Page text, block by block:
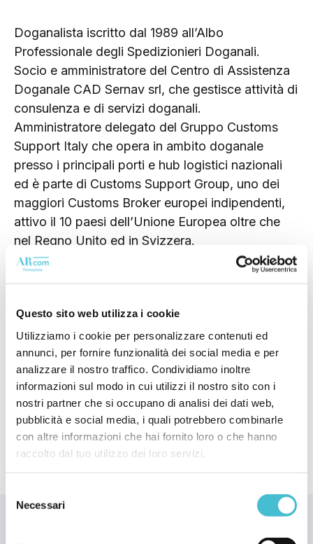
Questo sito web utilizza i cookie
Utilizziamo i cookie per personalizzare contenuti ed
annunci, per fornire funzionalità dei social media e per
analizzare il nostro traffico. Condividiamo inoltre
informazioni sul modo in cui utilizzi il nostro sito con i
nostri partner che si occupano di analisi dei dati web,
pubblicità e social media, i quali potrebbero combinarle
con altre informazioni che hai fornito loro o che hanno
raccolto dal tuo utilizzo dei loro servizi.
delNecessari
Doganalista iscritto dal 1989 all’Albo
Professionale degli Spedizionieri Doganali.
Socio e amministratore del Centro di Assistenza
Doganale CAD Sernav srl, che gestisce attività di
consulenza e di servizi doganali.
Amministratore delegato del Gruppo Customs
Support Italy che opera in ambito doganale
presso i principali porti e hub logistici nazionali
ed è parte di Customs Support Group, uno dei
maggiori Customs Broker europei indipendenti,
attivo il 10 paesi dell’Unione Europea oltre che
nel Regno Unito ed in Svizzera.
Presidente di ASSOCAD (Associazione
CONFETRA, FEDESPEDI e CONFINDUSTRIA.
Docente di master e convegni, è autore di
manuali sulle accise e pubblicazioni su riviste
specializzate di settore.